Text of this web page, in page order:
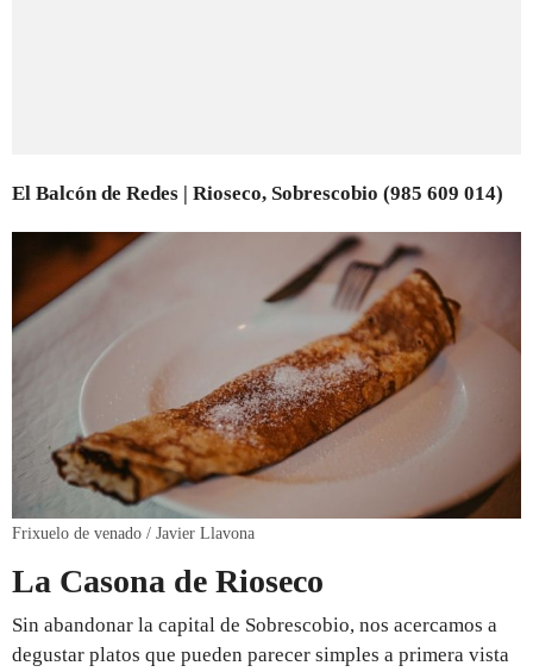
El Balcón de Redes | Rioseco, Sobrescobio (985 609 014)
Frixuelo de venado / Javier Llavona
La Casona de Rioseco
Sin abandonar la capital de Sobrescobio, nos acercamos a
degustar platos que pueden parecer simples a primera vista